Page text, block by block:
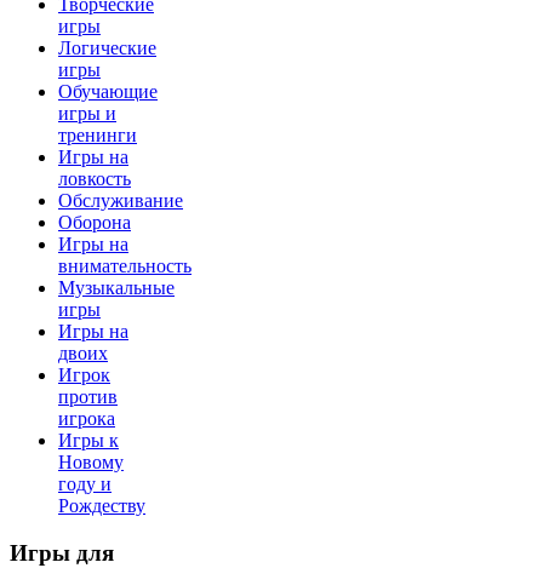
Творческие
игры
Логические
игры
Обучающие
игры и
тренинги
Игры на
ловкость
Обслуживание
Оборона
Игры на
внимательность
Музыкальные
игры
Игры на
двоих
Игрок
против
игрока
Игры к
Новому
году и
Рождеству
Игры для